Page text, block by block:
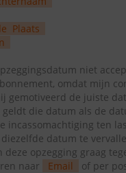
Plaats
niet
omdat mijn
gemotiveerd de juiste
die datum als de
incassomachtiging ten
datum te
opzegging graag
naar
Email of per